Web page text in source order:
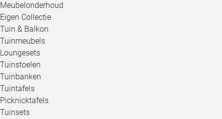
Meubelonderhoud
Eigen Collectie
Tuin & Balkon
Tuinmeubels
Loungesets
Tuinstoelen
Tuinbanken
Tuintafels
Picknicktafels
Tuinsets